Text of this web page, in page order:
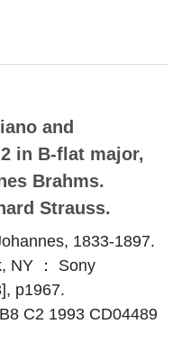
and
in B-flat major,
Brahms.
Strauss.
1833-1897.
NY ： Sony
p1967.
C2 1993 CD04489